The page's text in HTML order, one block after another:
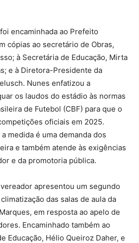
encaminhada ao Prefeito
cópias ao secretário de Obras,
à Secretária de Educação, Mirta
e à Diretora-Presidente da
Nunes enfatizou a
os laudos do estádio às normas
de Futebol (CBF) para que o
oficiais em 2025.
medida é uma demanda dos
e também atende às exigências
e da promotoria pública.
apresentou um segundo
das salas de aula da
em resposta ao apelo de
Encaminhado também ao
Educação, Hélio Queiroz Daher, e